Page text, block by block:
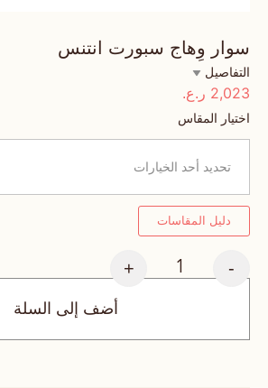
سوار وِهاج سبورت انتنس
التفاصيل
2,023 ر.ع.
اختيار المقاس
دليل المقاسات
-
+
أضف إلى السلة